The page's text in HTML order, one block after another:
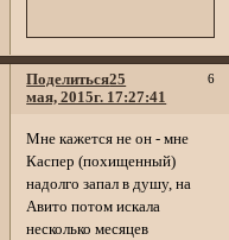
Поделиться 6
25
мая, 2015г. 17:27:41
Мне кажется не он - мне
Каспер (похищенный)
надолго запал в душу, на
Авито потом искала
несколько месяцев